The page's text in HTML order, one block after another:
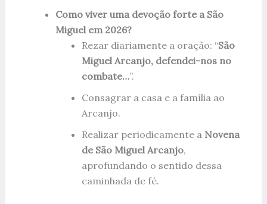
Como viver uma devoção forte a São
Miguel em 2026?
Rezar diariamente a oração: “São
Miguel Arcanjo, defendei-nos no
combate…”.
Consagrar a casa e a família ao
Arcanjo.
Realizar periodicamente a Novena
de São Miguel Arcanjo,
aprofundando o sentido dessa
caminhada de fé.